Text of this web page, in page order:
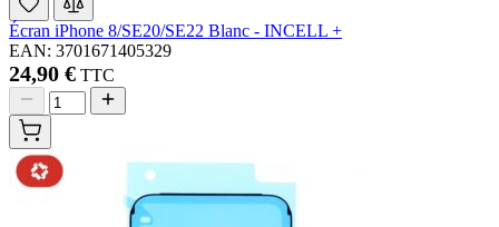
Écran iPhone 8/SE20/SE22 Blanc - INCELL +
EAN: 3701671405329
24,90 € TTC